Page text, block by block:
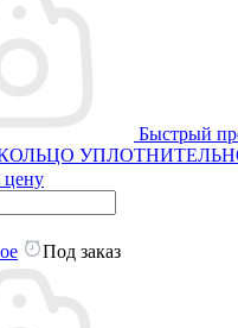
Быстрый
КОЛЬЦО
цену
Под заказ